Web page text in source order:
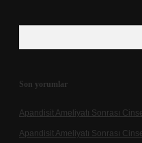
Son yorumlar
Apandisit Ameliyatı Sonrası
Apandisit Ameliyatı Sonrası